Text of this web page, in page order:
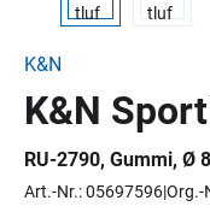
K&N
K&N
RU-2790, Gummi, Ø
Art.-Nr.: 05697596Org.-